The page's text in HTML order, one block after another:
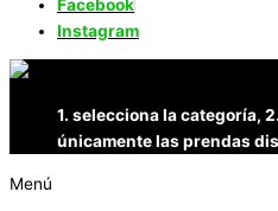
Facebook
Instagram
1. selecciona la categoría,
únicamente las prendas
Menú